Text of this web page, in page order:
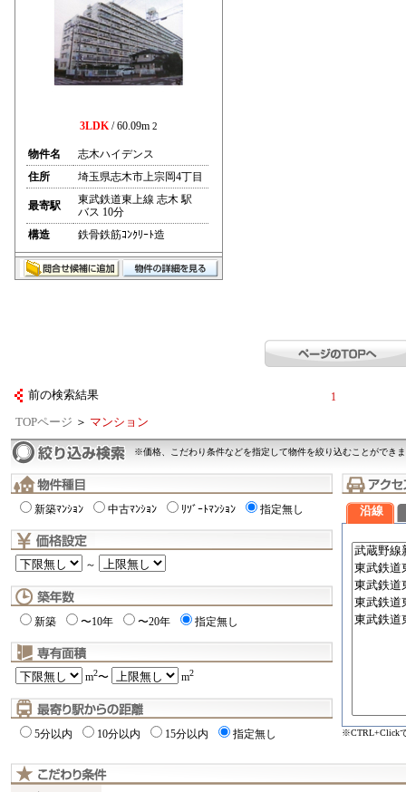
3LDK/ 60.09m 2
物件名
志木ハイデンス
住所
埼玉県志木市上宗岡4丁目
最寄駅
東武鉄道東上線 志木 駅
バス 10分
構造
鉄骨鉄筋ｺﾝｸﾘｰﾄ造
前の検索結果 1
TOPページ ＞ マンション
※価格、こだわり条件などを指定して物件を絞り込むことができ
新築ﾏﾝｼｮﾝ 中古ﾏﾝｼｮﾝ ﾘｿﾞｰﾄﾏﾝｼｮﾝ 指定無し
～
新築 〜10年 〜20年 指定無し
m2〜 m2
5分以内 10分以内 15分以内 指定無し
沿線
※CTRL+Click